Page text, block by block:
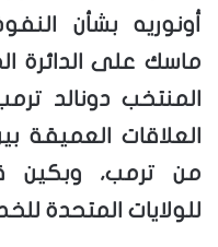
أونوريه بشأن
ماسك على الدائرة
المنتخب دونالد
العلاقات العميقة
من ترمب، وبكين
للولايات المتحدة